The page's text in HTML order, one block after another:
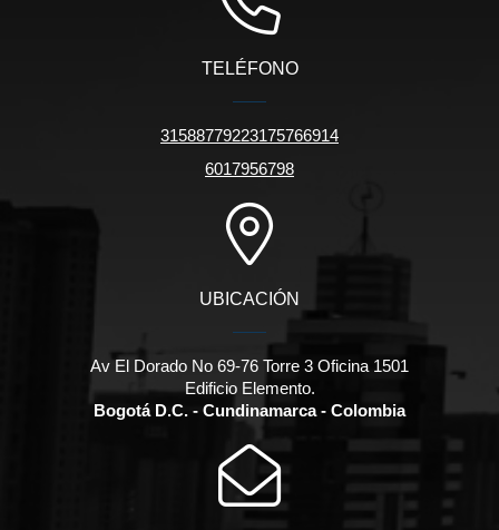
TELÉFONO
31588779223175766914
6017956798
UBICACIÓN
Av El Dorado No 69-76 Torre 3 Oficina 1501
Edificio Elemento.
Bogotá D.C. - Cundinamarca - Colombia